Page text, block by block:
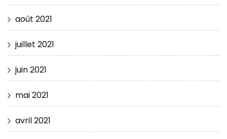
août 2021
juillet 2021
juin 2021
mai 2021
avril 2021